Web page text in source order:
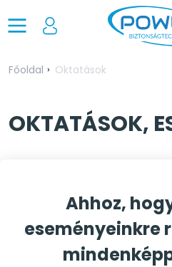
Főoldal Oktatások
OKTATÁSOK,
Ahhoz,
eseményeinkre